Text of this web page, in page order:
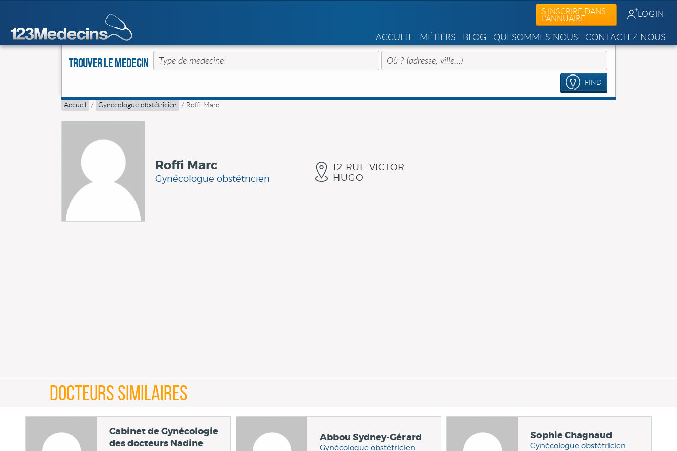
S'INSCRIRE DANS
L'ANNUAIRE LOGIN
ACCUEIL MÉTIERS BLOG QUI SOMMES NOUS CONTACTEZ NOUS
Trouver le Medecin
FIND
Accueil / Gynécologue obstétricien / Roffi Marc
Roffi Marc
Gynécologue obstétricien
12 RUE VICTOR
HUGO
DOCTEURS SIMILAIRES
Cabinet de Gynécologie
des docteurs Nadine
Abbou Sydney-Gérard
Gynécologue obstétricien
Sophie Chagnaud
Gynécologue obstétricien